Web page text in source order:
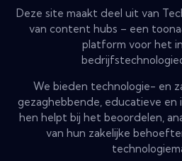
Deze site maakt deel uit van
van content hubs – een
platform voor het
We bieden technologie- en
gezaghebbende, educatieve
hen helpt bij het beoordelen,
van hun zakelijke